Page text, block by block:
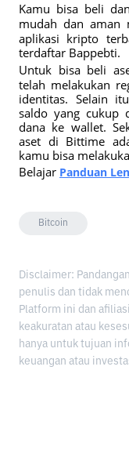
Kamu bisa beli
mudah dan aman
aplikasi kripto
terdaftar Bappebti.
Untuk bisa beli
telah melakukan
identitas. Selain
saldo yang cukup
dana ke wallet.
aset di Bittime
kamu bisa
Belajar Panduan
Bitcoin
Disclaimer:
penulis dan tidak
Platform ini dan
keakuratan atau
hanya untuk tujuan
keuangan atau